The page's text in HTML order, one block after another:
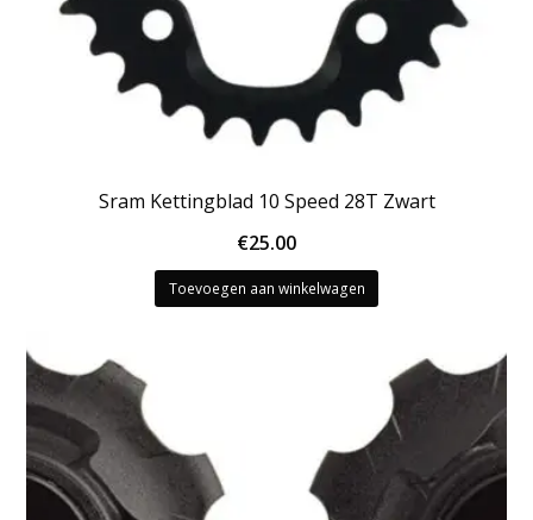
Sram Kettingblad 10 Speed 28T Zwart
€25.00
Toevoegen aan winkelwagen